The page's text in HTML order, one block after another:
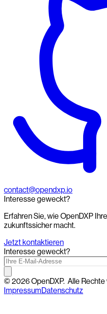
contact@opendxp.io
Interesse geweckt?
Erfahren Sie, wie OpenDXP
zukunftssicher macht.
Jetzt kontaktieren
Interesse geweckt?
©2026OpenDXP. Alle
ImpressumDatenschutz